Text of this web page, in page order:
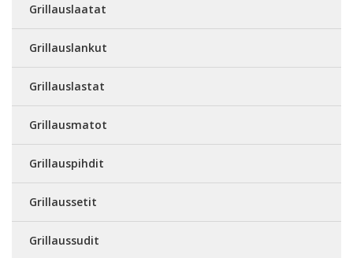
Grillauslaatat
Grillauslankut
Grillauslastat
Grillausmatot
Grillauspihdit
Grillaussetit
Grillaussudit